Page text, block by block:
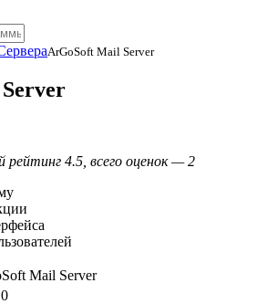
ArGoSoft Mail Server
рейтинг 4.5, всего оценок — 2
Mail Server